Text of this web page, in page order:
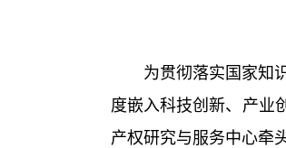
为贯彻落实国家知
度嵌入科技创新、产业
产权研究与服务中心牵